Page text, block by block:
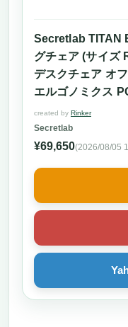
Secretlab TITAN
グチェア (サイズ
デスクチェア オ
エルゴノミクス
ームレスト ゲー
ポート ゲーム椅
レワーク 5年保証
created by Rinker
Secretlab
¥69,650(2026/08/05